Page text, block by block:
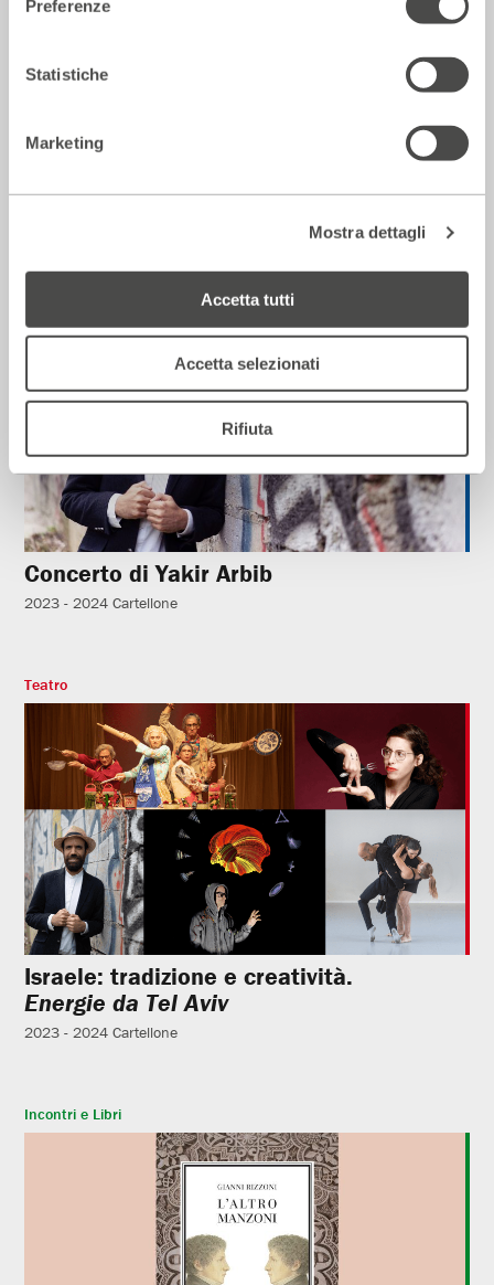
Preferenze
Statistiche
Marketing
Mostra dettagli
Accetta tutti
Accetta selezionati
Rifiuta
2023 - 2024 Cartellone
Concerto di Yakir Arbib
2023 - 2024 Cartellone
Teatro
Israele: tradizione e creatività.
Energie da Tel Aviv
2023 - 2024 Cartellone
Incontri e Libri